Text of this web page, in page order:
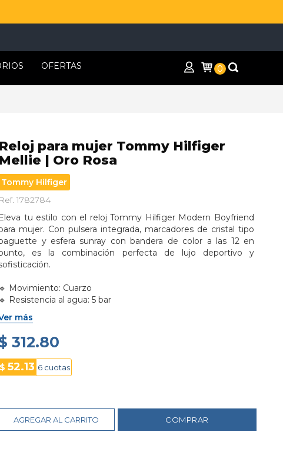
OFERTAS 0
Reloj para mujer Tommy Hilfiger
Mellie | Oro Rosa
Tommy Hilfiger
Ref. 1782784
Eleva tu estilo con el reloj Tommy Hilfiger Modern Boyfriend
mujer. Con pulsera integrada, marcadores de cristal tipo
y esfera sunray con bandera de color a las 12 en
es la combinación perfecta de lujo deportivo y
🔹 Movimiento: Cuarzo
🔹 Resistencia al agua: 5 bar
🔹 Color de la esfera: Rosa
Diámetro de la caja: 36 mm
🔹 Material de la caja y correa: Acero inoxidable
Cristal: Mineral con detalles de cristal
Cierre: Desplegable
más
312.80
$52.13 6 cuotas
AGREGAR AL CARRITO COMPRAR